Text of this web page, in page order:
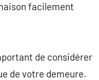
facilement
de considérer
de votre demeure.